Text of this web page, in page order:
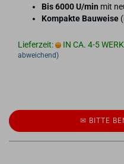
Bis 6000 U/min mit
Kom­pak­te Bau­wei­se
Lieferzeit: IN CA. 4-5
abweichend)
✉ BITTE